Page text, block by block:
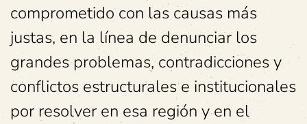
comprometido con las causas más
justas, en la línea de denunciar los
grandes problemas, contradicciones y
conflictos estructurales e institucionales
por resolver en esa región y en el